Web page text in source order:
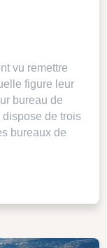
vu remettre
figure leur
bureau de
dispose de trois
bureaux de